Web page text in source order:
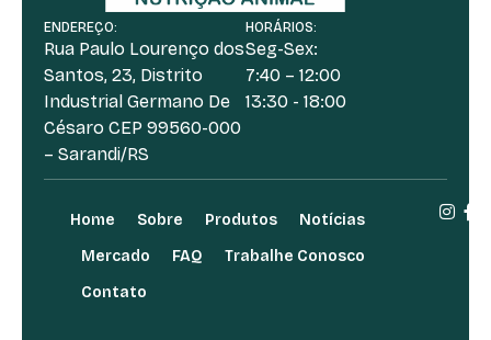
ENDEREÇO:
Rua Paulo Lourenço dos
Santos, 23, Distrito
Industrial Germano De
Césaro CEP 99560-000
– Sarandi/RS
HORÁRIOS:
Seg-Sex:
7:40 – 12:00
13:30 - 18:00
Home Sobre Produtos
Notícias
Mercado
FAQ
Trabalhe Conosco
Contato